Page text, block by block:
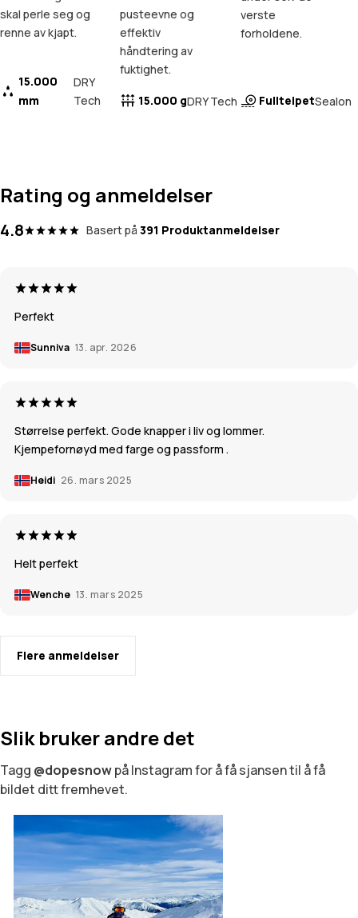
skal perle seg og
renne av kjapt.
15.000
mm
DRY
Tech
pusteevne og
effektiv
håndtering av
fuktighet.
15.000 gDRY Tech
verste
forholdene.
FullteipetSealon
Rating og anmeldelser
4.8 Basert på 391 Produktanmeldelser
Perfekt
Sunniva 13. apr. 2026
Størrelse perfekt. Gode knapper i liv og lommer.
Kjempefornøyd med farge og passform .
Heidi 26. mars 2025
Helt perfekt
Wenche 13. mars 2025
Flere anmeldelser
Slik bruker andre det
Tagg @dopesnowpå Instagram for å få sjansen til å få
bildet ditt fremhevet.